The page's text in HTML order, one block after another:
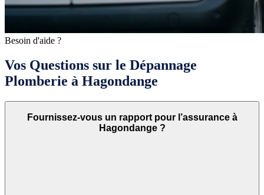
Besoin d'aide ?
Vos Questions sur le Dépannage
Plomberie à Hagondange
Fournissez-vous un rapport pour l’assurance à
Hagondange ?